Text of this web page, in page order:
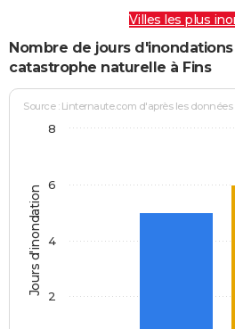
Villes les plus
Nombre de jours
catastrophe naturelle à Fins
Jours d'inondation
Source : Linternaute.com d'après les données
2
4
6
8